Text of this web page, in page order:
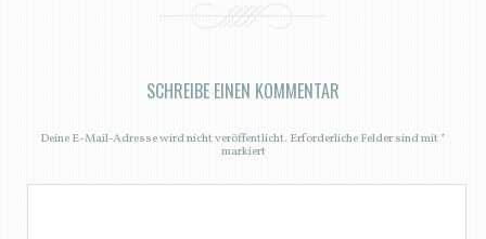
SCHREIBE EINEN KOMMENTAR
Deine E-Mail-Adresse wird nicht veröffentlicht. Erforderliche Felder sind mit*
markiert